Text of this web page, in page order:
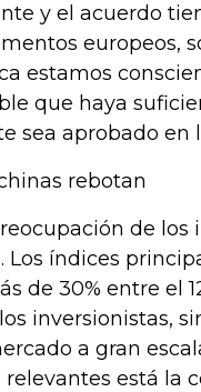
y el acuerdo
europeos,
estamos
que haya
sea aprobado en
rebotan
de
Los índices
de 30% entre el
inversionistas,
a gran
relevantes está la